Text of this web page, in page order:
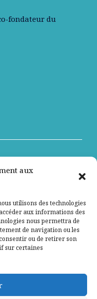
aux
utilisons des technologies
aux informations des
nous permettra de
de navigation ou les
ou de retirer son
sur certaines
fondateur du